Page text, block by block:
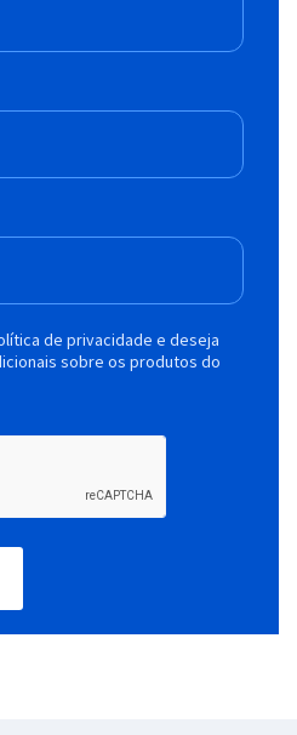
de privacidade e deseja
sobre os produtos do